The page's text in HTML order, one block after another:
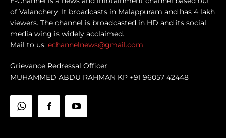
of Valanchery. It broadcasts in Malappuram and has 4 lakh
viewers. The channel is broadcasted in HD and its social
media wing is widely acclaimed.
Mail to us: echannelnews@gmail.com
Grievance Redressal Officer
MUHAMMED ABDU RAHMAN KP +91 96057 42448